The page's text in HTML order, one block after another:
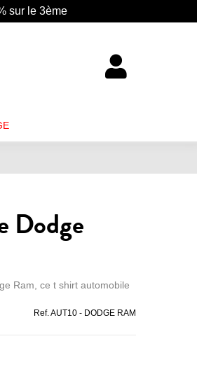
sur le 3ème
Dodge
Ram, ce t shirt automobile
Ref.AUT10 - DODGE RAM